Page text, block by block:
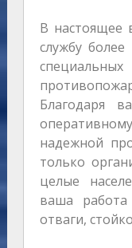
В настоящее
службу
Благодаря
надежной
только
целые
ваша
отваги,